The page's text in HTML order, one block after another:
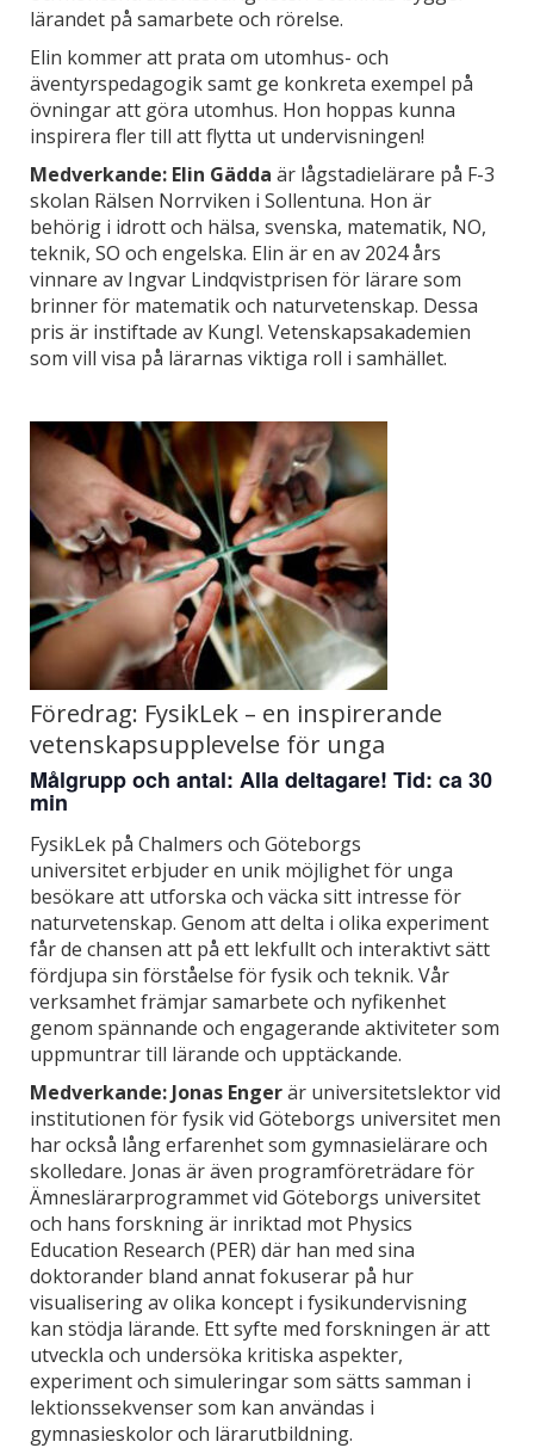
lärandet på samarbete och rörelse.
Elin kommer att prata om utomhus- och
äventyrspedagogik samt ge konkreta exempel på
övningar att göra utomhus. Hon hoppas kunna
inspirera fler till att flytta ut undervisningen!
Medverkande: Elin Gädda är lågstadielärare på F-3
skolan Rälsen Norrviken i Sollentuna. Hon är
behörig i idrott och hälsa, svenska, matematik, NO,
teknik, SO och engelska. Elin är en av 2024 års
vinnare av Ingvar Lindqvistprisen för lärare som
brinner för matematik och naturvetenskap. Dessa
pris är instiftade av Kungl. Vetenskapsakademien
som vill visa på lärarnas viktiga roll i samhället.
Föredrag: FysikLek – en inspirerande
vetenskapsupplevelse för unga
Målgrupp och antal: Alla deltagare! Tid: ca 30
min
FysikLek på Chalmers och Göteborgs
universitet erbjuder en unik möjlighet för unga
besökare att utforska och väcka sitt intresse för
naturvetenskap. Genom att delta i olika experiment
får de chansen att på ett lekfullt och interaktivt sätt
fördjupa sin förståelse för fysik och teknik. Vår
verksamhet främjar samarbete och nyfikenhet
genom spännande och engagerande aktiviteter som
uppmuntrar till lärande och upptäckande.
Medverkande: Jonas Engerär universitetslektor vid
institutionen för fysik vid Göteborgs universitet men
har också lång erfarenhet som gymnasielärare och
skolledare. Jonas är även programföreträdare för
Ämneslärarprogrammet vid Göteborgs universitet
och hans forskning är inriktad mot Physics
Education Research (PER) där han med sina
doktorander bland annat fokuserar på hur
visualisering av olika koncept i fysikundervisning
kan stödja lärande. Ett syfte med forskningen är att
utveckla och undersöka kritiska aspekter,
experiment och simuleringar som sätts samman i
lektionssekvenser som kan användas i
gymnasieskolor och lärarutbildning.